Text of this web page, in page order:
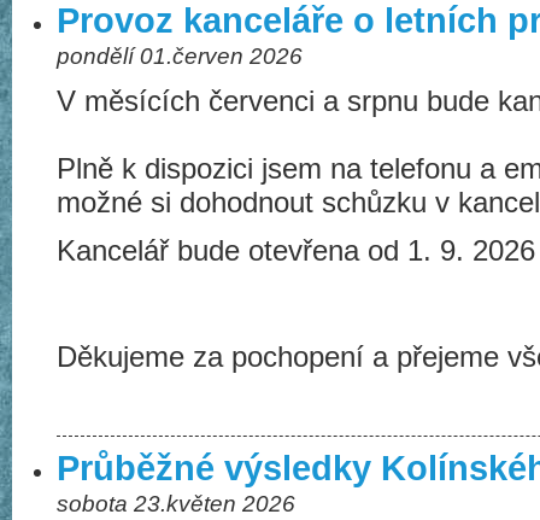
Provoz kanceláře o letních
pondělí 01.červen 2026
V měsících červenci a srpnu bude
Plně k dispozici jsem na telefonu a
možné si dohodnout schůzku v
Kancelář bude otevřena od 1. 9. 2026
Děkujeme za pochopení a přejeme
Průběžné výsledky
sobota 23.květen 2026